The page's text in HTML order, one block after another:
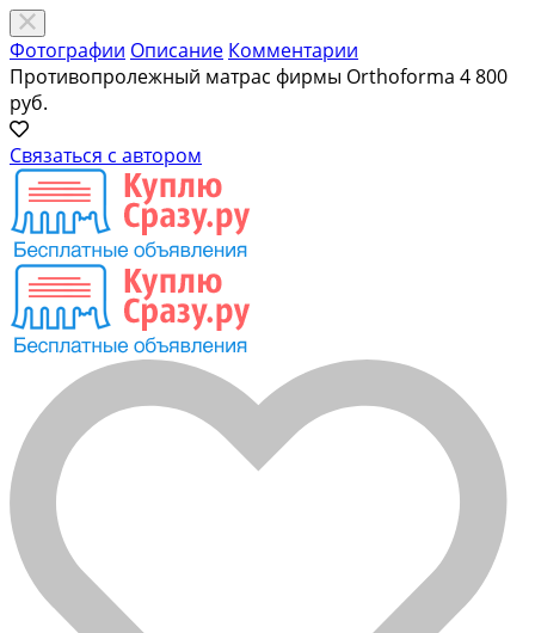
Фотографии Описание Комментарии
Противопролежный матрас фирмы Orthoforma 4 800
руб.
Связаться с автором